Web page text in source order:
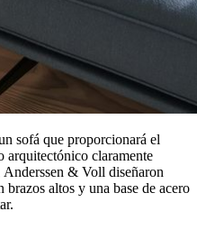
sofá que proporcionará el
arquitectónico claramente
& Voll diseñaron
altos y una base de acero